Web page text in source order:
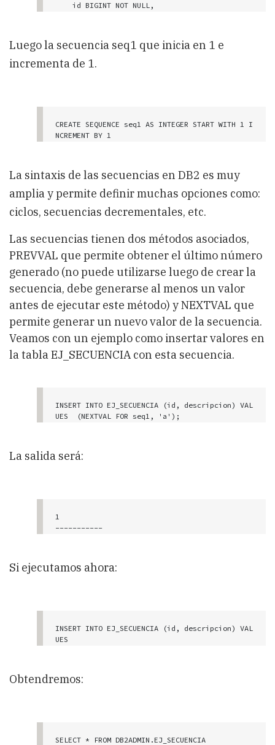
Luego la secuencia seq1 que inicia en 1 e
incrementa de 1.
CREATE SEQUENCE seq1 AS INTEGER START WITH 1 I
NCREMENT BY 1
La sintaxis de las secuencias en DB2 es muy
amplia y permite definir muchas opciones como:
ciclos, secuencias decrementales, etc.
Las secuencias tienen dos métodos asociados,
PREVVAL que permite obtener el último número
generado (no puede utilizarse luego de crear la
secuencia, debe generarse al menos un valor
antes de ejecutar este método) y NEXTVAL que
permite generar un nuevo valor de la secuencia.
Veamos con un ejemplo como insertar valores en
la tabla EJ_SECUENCIA con esta secuencia.
INSERT INTO EJ_SECUENCIA (id, descripcion) VAL
UES  (NEXTVAL FOR seq1, 'a');
La salida será:
1
-----------
Si ejecutamos ahora:
INSERT INTO EJ_SECUENCIA (id, descripcion) VAL
UES
Obtendremos:
SELECT * FROM DB2ADMIN.EJ_SECUENCIA